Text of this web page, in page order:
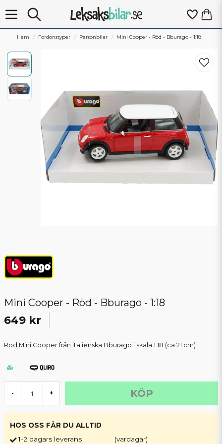
Hem Fordonstyper Personbilar Mini Cooper - Röd - Bburago - 1:18
Mini Cooper - Röd - Bburago - 1:18
649 kr
Röd Mini Cooper från italienska Bburago i skala 1:18 (ca 21 cm).
- + KÖP
HOS OSS FÅR DU ALLTID
1-2 dagars leverans
(vardagar)